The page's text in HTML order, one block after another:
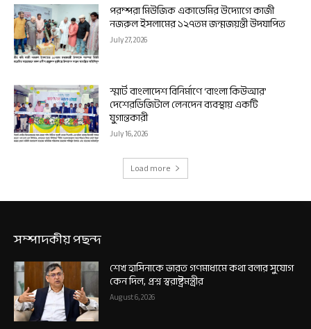
পরম্পরা মিউজিক একাডেমির উদ্যোগে কাজী
নজরুল ইসলামের ১২৭তম জন্মজয়ন্তী উদযাপিত
July 27, 2026
স্মার্ট বাংলাদেশ বিনির্মাণে ‘বাংলা কিউআর’
দেশেরডিজিটাল লেনদেন ব্যবস্থায় একটি
যুগান্তকারী
July 16, 2026
Load more
সম্পাদকীয় পছন্দ
শেখ হাসিনাকে ভারত গণমাধ্যমে কথা বলার সুযোগ
কেন দিল, প্রশ্ন স্বরাষ্ট্রমন্ত্রীর
August 6, 2026